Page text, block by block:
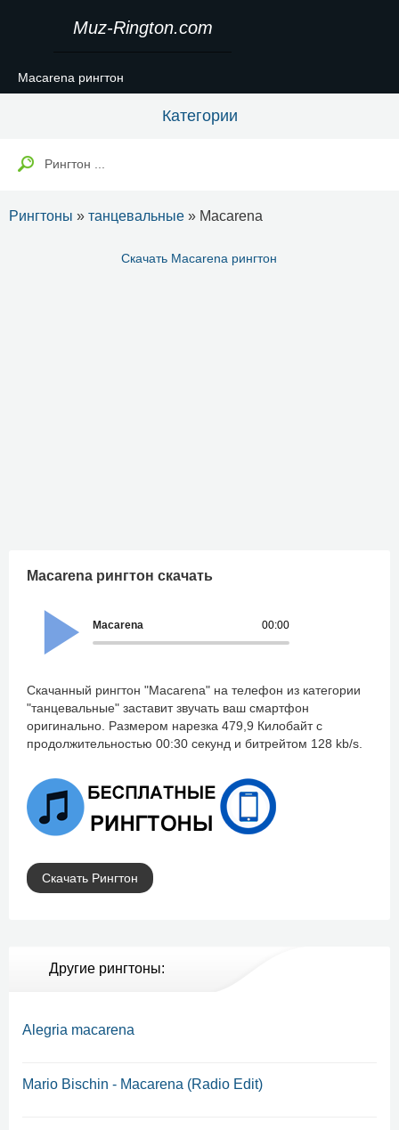
Muz-Rington.com
Macarena рингтон
Категории
Рингтоны » танцевальные » Macarena
Скачать Macarena рингтон
Macarena рингтон скачать
00:00
Macarena
Скачанный рингтон "Macarena" на телефон из категории
"танцевальные" заставит звучать ваш смартфон
оригинально. Размером нарезка 479,9 Килобайт с
продолжительностью 00:30 секунд и битрейтом 128 kb/s.
Скачать Рингтон
Другие рингтоны:
Alegria macarena
Mario Bischin - Macarena (Radio Edit)